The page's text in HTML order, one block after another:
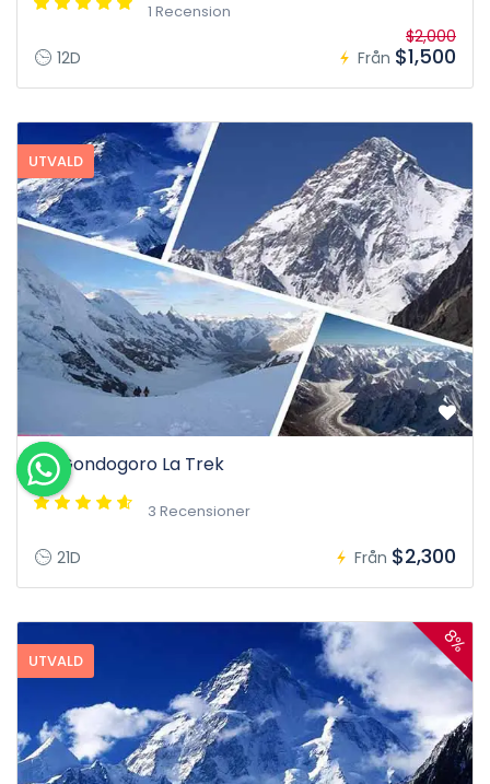
1 Recension
12D Från
$2,000
$1,500
UTVALD
K2 Gondogoro La Trek
3 Recensioner
21D Från $2,300
UTVALD
8%